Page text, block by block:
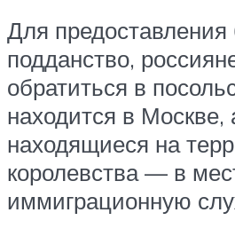
Для предоставления
подданство,
обратиться в
находится в Москве,
находящиеся на
королевства — в
иммиграционную